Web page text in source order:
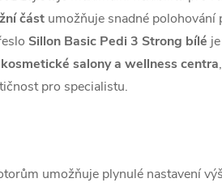
část umožňuje snadné polohování
Sillon Basic Pedi 3 Strong bílé
salony a wellness centra
pro specialistu.
umožňuje plynulé nastavení